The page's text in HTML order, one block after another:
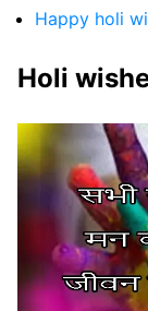
Happy holi
Holi